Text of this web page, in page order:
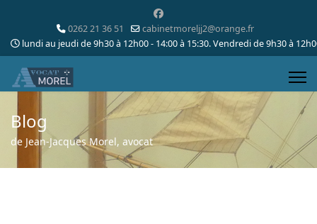
0262 21 36 51
cabinetmoreljj2@orange.fr
lundi au jeudi de 9h30 à 12h00 - 14:00 à 15:30. Vendredi de 9h30 à
Blog
de Jean-Jacques Morel, avocat